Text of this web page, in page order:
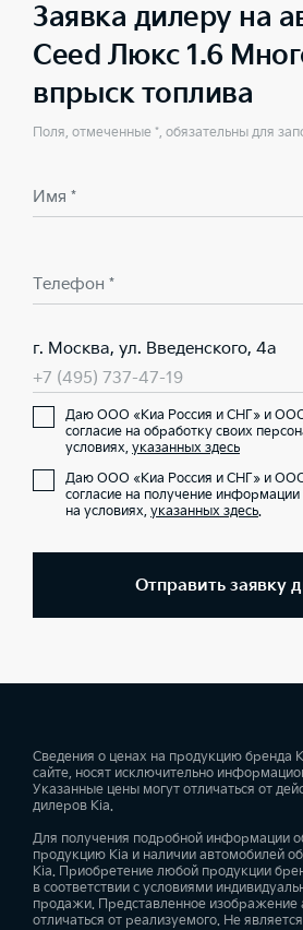
Заявка дилеру на
Ceed Люкс 1.6
впрыск топлива
Поля, отмеченные *, обязательны для
Имя *
Телефон *
г. Москва, ул. Введенского, 4а
+7 (495) 737-47-19
Даю ООО «Киа Россия и СНГ» и
согласие на обработку своих
условиях, указанных здесь
Даю ООО «Киа Россия и СНГ» и
согласие на получение
на условиях, указанных здесь.
Отправить заявку
Сведения о ценах на продукцию бренда
сайте, носят исключительно
Указанные цены могут отличаться от
дилеров Kia.
Для получения подробной информации
продукцию Kia и наличии автомобилей
Kia. Приобретение любой продукции
в соответствии с условиями
продажи. Представленное
отличаться от реализуемого. Не